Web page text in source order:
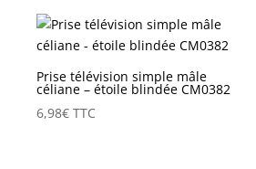
Prise télévision simple mâle
céliane – étoile blindée CM0382
6,98€ TTC